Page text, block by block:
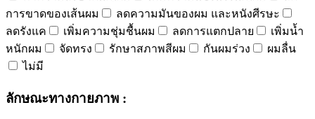
การขาดของเส้นผม
ลดความมันของผม และหนังศีรษะ
ลดรังแค
เพิ่มความชุ่มชื้นผม ลดการแตกปลาย
เพิ่มน้ำ
หนักผม
จัดทรง รักษาสภาพสีผม กันผมร่วง
ผมลื่น
ไม่มี
ลักษณะทางกายภาพ :